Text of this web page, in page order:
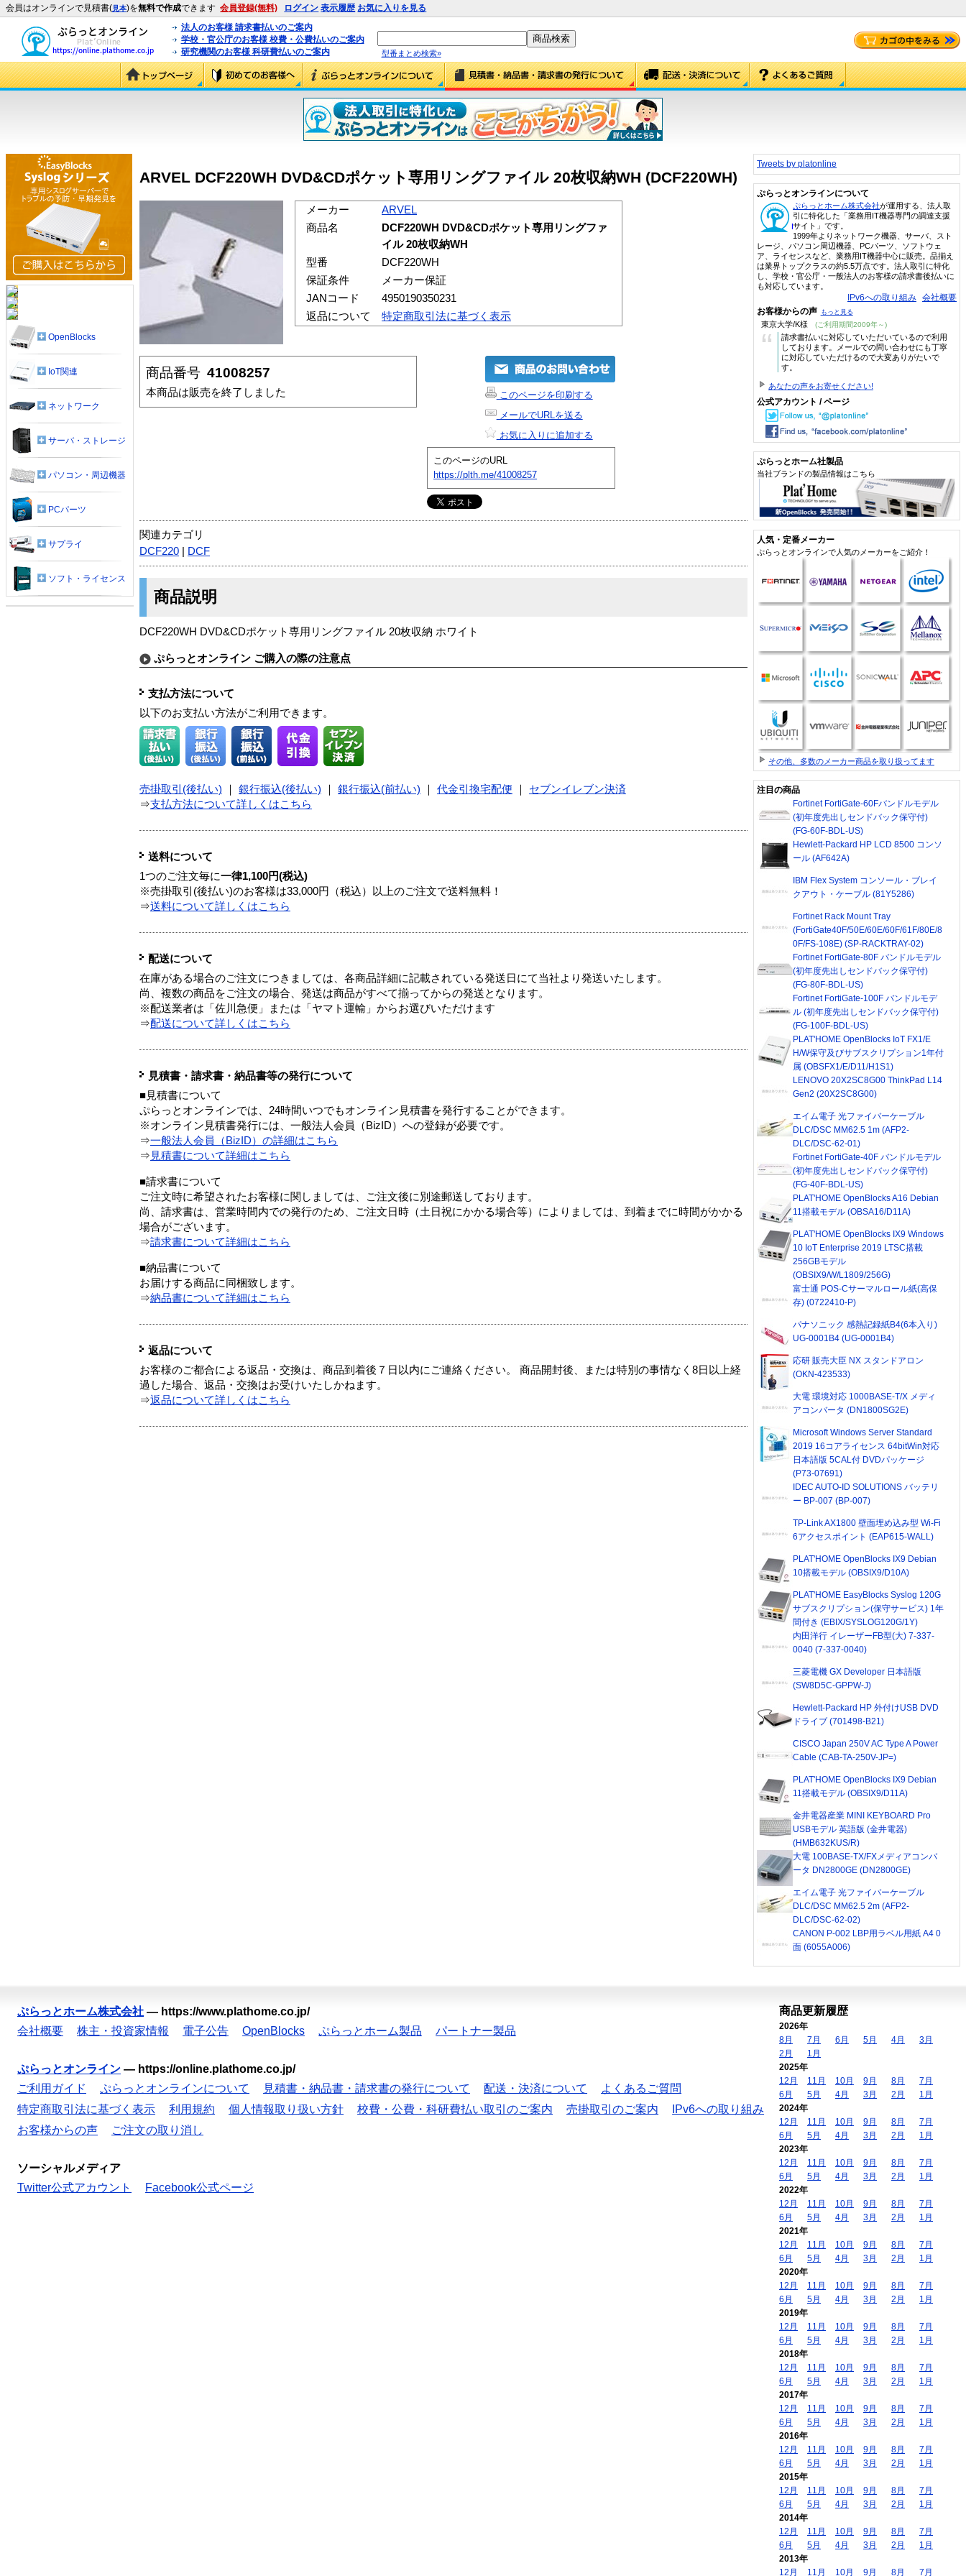
会員はオンラインで見積書(見本)を無料で作成できます 会員登録(無料) ログイン 表示履歴 お気に入りを見る
法人のお客様 請求書払いのご案内
学校・官公庁のお客様 校費・公費払いのご案内
研究機関のお客様 科研費払いのご案内
型番まとめ検索»
ARVEL DCF220WH DVD&CDポケット専用リングファイル 20枚収納WH (DCF220WH)
メーカー
ARVEL
商品名
DCF220WH DVD&CDポケット専用リングファ
イル 20枚収納WH
型番
DCF220WH
保証条件
メーカー保証
JANコード
4950190350231
返品について
特定商取引法に基づく表示
商品番号 41008257
本商品は販売を終了しました
このページを印刷する
メールでURLを送る
お気に入りに追加する
このページのURL
https://plth.me/41008257
関連カテゴリ
DCF220
DCF
商品説明
DCF220WH DVD&CDポケット専用リングファイル 20枚収納 ホワイト
ぷらっとオンライン ご購入の際の注意点
支払方法について
以下のお支払い方法がご利用できます。
売掛取引(後払い) 銀行振込(後払い) 銀行振込(前払い) 代金引換宅配便
セブンイレブン決済
⇒支払方法について詳しくはこちら
送料について
1つのご注文毎に一律1,100円(税込)
※売掛取引(後払い)のお客様は33,000円（税込）以上のご注文で送料無料！
⇒送料について詳しくはこちら
配送について
在庫がある場合のご注文につきましては、各商品詳細に記載されている発送日にて当社より発送いたします。
尚、複数の商品をご注文の場合、発送は商品がすべて揃ってからの発送となります。
※配送業者は「佐川急便」または「ヤマト運輸」からお選びいただけます
⇒配送について詳しくはこちら
見積書・請求書・納品書等の発行について
■見積書について
ぷらっとオンラインでは、24時間いつでもオンライン見積書を発行することができます。
※オンライン見積書発行には、一般法人会員（BizID）への登録が必要です。
⇒一般法人会員（BizID）の詳細はこちら
⇒ 見積書について詳細はこちら
■請求書について
ご注文時に希望されたお客様に関しましては、ご注文後に別途郵送しております。
尚、請求書は、営業時間内での発行のため、ご注文日時（土日祝にかかる場合等）によりましては、到着までに時間がかかる
場合がございます。
⇒請求書について詳細はこちら
■納品書について
お届けする商品に同梱致します。
⇒納品書について詳細はこちら
返品について
お客様のご都合による返品・交換は、商品到着後７日以内にご連絡ください。 商品開封後、または特別の事情なく8日以上経
過した場合、返品・交換はお受けいたしかねます。
⇒返品について詳しくはこちら
OpenBlocks
IoT関連
ネットワーク
サーバ・ストレージ
パソコン・周辺機器
PCパーツ
サプライ
ソフト・ライセンス
Tweets by platonline
ぷらっとオンラインについて
ぷらっとホーム株式会社が運用する、法人取
引に特化した「業務用IT機器専門の調達支援
サイト」です。
1999年よりネットワーク機器、サーバ、スト
レージ、パソコン周辺機器、PCパーツ、ソフトウェ
ア、ライセンスなど、業務用IT機器中心に販売。品揃え
は業界トップクラスの約5.5万点です。法人取引に特化
し、学校・官公庁・一般法人のお客様の請求書後払いに
も対応しています。
IPv6への取り組み 会社概要
お客様からの声 もっと見る
東京大学/K様 (ご利用期間2009年～)
“
請求書払いに対応していただいているので利用
しております。メールでの問い合わせにも丁寧
に対応していただけるので大変ありがたいで
す。
あなたの声をお寄せください!
公式アカウント / ページ
ぷらっとホーム社製品
当社ブランドの製品情報はこちら
人気・定番メーカー
ぷらっとオンラインで人気のメーカーをご紹介！
その他、多数のメーカー商品を取り扱ってます
注目の商品
Fortinet FortiGate-60Fバンドルモデル
(初年度先出しセンドバック保守付)
(FG-60F-BDL-US)
Hewlett-Packard HP LCD 8500 コンソ
ール (AF642A)
IBM Flex System コンソール・ブレイ
クアウト・ケーブル (81Y5286)
Fortinet Rack Mount Tray
(FortiGate40F/50E/60E/60F/61F/80E/8
0F/FS-108E) (SP-RACKTRAY-02)
Fortinet FortiGate-80F バンドルモデル
(初年度先出しセンドバック保守付)
(FG-80F-BDL-US)
Fortinet FortiGate-100F バンドルモデ
ル (初年度先出しセンドバック保守付)
(FG-100F-BDL-US)
PLAT'HOME OpenBlocks IoT FX1/E
H/W保守及びサブスクリプション1年付
属 (OBSFX1/E/D11/H1S1)
LENOVO 20X2SC8G00 ThinkPad L14
Gen2 (20X2SC8G00)
エイム電子 光ファイバーケーブル
DLC/DSC MM62.5 1m (AFP2-
DLC/DSC-62-01)
Fortinet FortiGate-40F バンドルモデル
(初年度先出しセンドバック保守付)
(FG-40F-BDL-US)
PLAT'HOME OpenBlocks A16 Debian
11搭載モデル (OBSA16/D11A)
PLAT'HOME OpenBlocks IX9 Windows
10 IoT Enterprise 2019 LTSC搭載
256GBモデル
(OBSIX9/W/L1809/256G)
富士通 POS-Cサーマルロール紙(高保
存) (0722410-P)
パナソニック 感熱記録紙B4(6本入り)
UG-0001B4 (UG-0001B4)
応研 販売大臣 NX スタンドアロン
(OKN-423533)
大電 環境対応 1000BASE-T/X メディ
アコンバータ (DN1800SG2E)
Microsoft Windows Server Standard
2019 16コアライセンス 64bitWin対応
日本語版 5CAL付 DVDパッケージ
(P73-07691)
IDEC AUTO-ID SOLUTIONS バッテリ
ー BP-007 (BP-007)
TP-Link AX1800 壁面埋め込み型 Wi-Fi
6アクセスポイント (EAP615-WALL)
PLAT'HOME OpenBlocks IX9 Debian
10搭載モデル (OBSIX9/D10A)
PLAT'HOME EasyBlocks Syslog 120G
サブスクリプション(保守サービス) 1年
間付き (EBIX/SYSLOG120G/1Y)
内田洋行 イレーザーFB型(大) 7-337-
0040 (7-337-0040)
三菱電機 GX Developer 日本語版
(SW8D5C-GPPW-J)
Hewlett-Packard HP 外付けUSB DVD
ドライブ (701498-B21)
CISCO Japan 250V AC Type A Power
Cable (CAB-TA-250V-JP=)
PLAT'HOME OpenBlocks IX9 Debian
11搭載モデル (OBSIX9/D11A)
金井電器産業 MINI KEYBOARD Pro
USBモデル 英語版 (金井電器)
(HMB632KUS/R)
大電 100BASE-TX/FXメディアコンバ
ータ DN2800GE (DN2800GE)
エイム電子 光ファイバーケーブル
DLC/DSC MM62.5 2m (AFP2-
DLC/DSC-62-02)
CANON P-002 LBP用ラベル用紙 A4 0
面 (6055A006)
ぷらっとホーム株式会社 — https://www.plathome.co.jp/
会社概要
株主・投資家情報 電子公告 OpenBlocks ぷらっとホーム製品 パートナー製品
ぷらっとオンライン — https://online.plathome.co.jp/
ご利用ガイド
ぷらっとオンラインについて 見積書・納品書・請求書の発行について 配送・決済について
よくあるご質問
特定商取引法に基づく表示
利用規約 個人情報取り扱い方針 校費・公費・科研費払い取引のご案内 売掛取引のご案内
IPv6への取り組み
お客様からの声
ご注文の取り消し
ソーシャルメディア
Twitter公式アカウント
Facebook公式ページ
商品更新履歴
2026年
8月
7月 6月 5月 4月
3月
2月
1月
2025年
12月
11月 10月 9月 8月
7月
6月
5月 4月 3月 2月
1月
2024年
12月
11月 10月 9月 8月
7月
6月
5月 4月 3月 2月
1月
2023年
12月
11月 10月 9月 8月
7月
6月
5月 4月 3月 2月
1月
2022年
12月
11月 10月 9月 8月
7月
6月
5月 4月 3月 2月
1月
2021年
12月
11月 10月 9月 8月
7月
6月
5月 4月 3月 2月
1月
2020年
12月
11月 10月 9月 8月
7月
6月
5月 4月 3月 2月
1月
2019年
12月
11月 10月 9月 8月
7月
6月
5月 4月 3月 2月
1月
2018年
12月
11月 10月 9月 8月
7月
6月
5月 4月 3月 2月
1月
2017年
12月
11月 10月 9月 8月
7月
6月
5月 4月 3月 2月
1月
2016年
12月
11月 10月 9月 8月
7月
6月
5月 4月 3月 2月
1月
2015年
12月
11月 10月 9月 8月
7月
6月
5月 4月 3月 2月
1月
2014年
12月
11月 10月 9月 8月
7月
6月
5月 4月 3月 2月
1月
2013年
12月
11月 10月 9月 8月 7月